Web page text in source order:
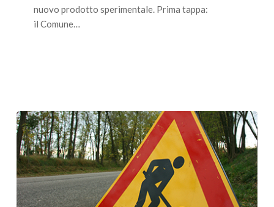
nuovo prodotto sperimentale. Prima tappa:
il Comune…